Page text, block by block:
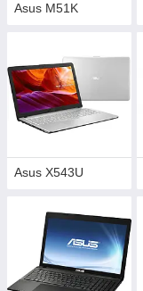
Asus M51K
Asus X543U